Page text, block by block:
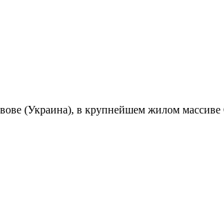
(Украина), в крупнейшем жилом массиве